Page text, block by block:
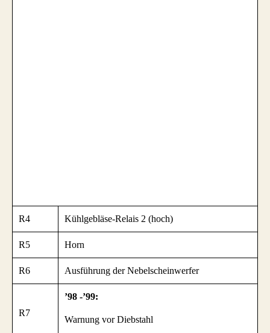
R4 Kühlgebläse-Relais 2 (hoch)
R5 Horn
R6 Ausführung der Nebelscheinwerfer
R7
’98 -’99:
Warnung vor Diebstahl